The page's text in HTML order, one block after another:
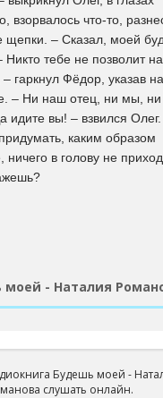
взорвалось что-то,
щепки. – Сказал, моей
тебе не позволит
гаркнул Фёдор, указав на
– Ни наш отец, ни мы,
идите вы! – взвился
каким образом
ничего в голову не
- Наталия
Будешь моей -
слушать онлайн.